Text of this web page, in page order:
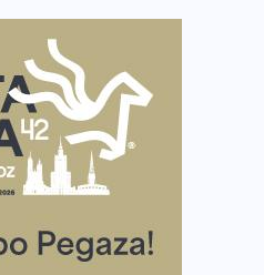
się na weekend z
Warszawskiego.
uczestników
– praktyczny
3 treningi wystarczą? Jak